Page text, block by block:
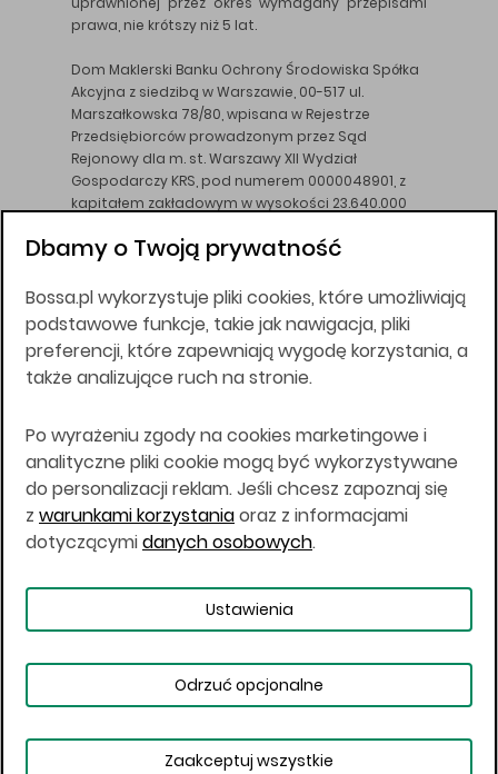
prawa, nie krótszy niż 5 lat.
Dom Maklerski Banku Ochrony Środowiska Spółka
Akcyjna z siedzibą w Warszawie, 00-517 ul.
Marszałkowska 78/80, wpisana w Rejestrze
Przedsiębiorców prowadzonym przez Sąd
Rejonowy dla m. st. Warszawy XII Wydział
Gospodarczy KRS, pod numerem 0000048901, z
kapitałem zakładowym w wysokości 23.640.000
DM BOŚ działa na podstawie zezwolenia KNF z dnia
Wszelkie informacje na niniejszej stronie w tym
informacje o produktach inwestycyjnych nie są
kierowane do osób mających miejsce
zamieszkania lub pobytu w Stanach
Japonii, ani w dowolnej innej jurysdykcji, w której
taki materiał byłby sprzeczny z prawem lub w
których zgodne z prawem nabycie produktów
inwestycyjnych nie jest możliwe lub w której nie
jest możliwe złożenie oferty. Prawa obowiązujące
w danej jurysdykcji określają, czy jest możliwe
nabycie poszczególnych produktów
Copyright © 2026 BOŚ | BOSSA.PL
Warunki korzystania
Dane osobowe
Dbamy o Twoją prywatność
Bossa.pl wykorzystuje pliki cookies, które umożliwiają
podstawowe funkcje, takie jak nawigacja, pliki
preferencji, które zapewniają wygodę korzystania, a
także analizujące ruch na stronie.
Po wyrażeniu zgody na cookies marketingowe i
analityczne pliki cookie mogą być wykorzystywane
do personalizacji reklam. Jeśli chcesz zapoznaj się
z warunkami korzystaniaoraz z informacjami
dotyczącymidanych osobowych.
Ustawienia
Odrzuć opcjonalne
Zaakceptuj wszystkie